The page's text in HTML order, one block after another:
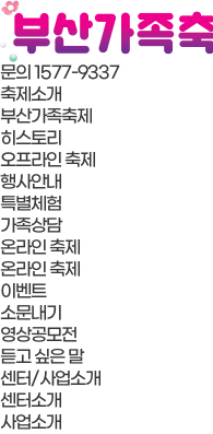
문의 1577-9337
축제소개
부산가족축제
히스토리
오프라인 축제
행사안내
특별체험
가족상담
온라인 축제
온라인 축제
이벤트
소문내기
영상공모전
듣고 싶은 말
센터/사업소개
센터소개
사업소개